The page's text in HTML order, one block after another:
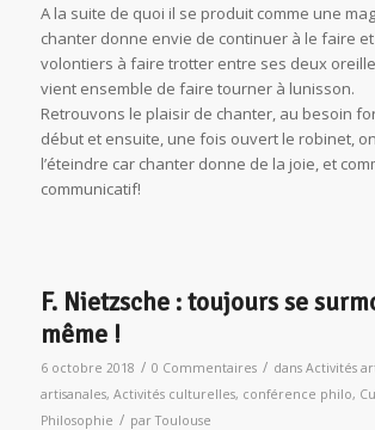
A la suite de quoi il se produit comme une
chanter donne envie de continuer à le faire
volontiers à faire trotter entre ses deux
vient ensemble de faire tourner à lunisson.
Retrouvons le plaisir de chanter, au besoin
début et ensuite, une fois ouvert le robinet,
l’éteindre car chanter donne de la joie, et
communicatif!
F. Nietzsche : toujours se
même !
6 octobre 2018 / 0 Commentaires / dans Activités
artisanales, Activités culturelles, conférence philo,
Philosophie / parToulouse